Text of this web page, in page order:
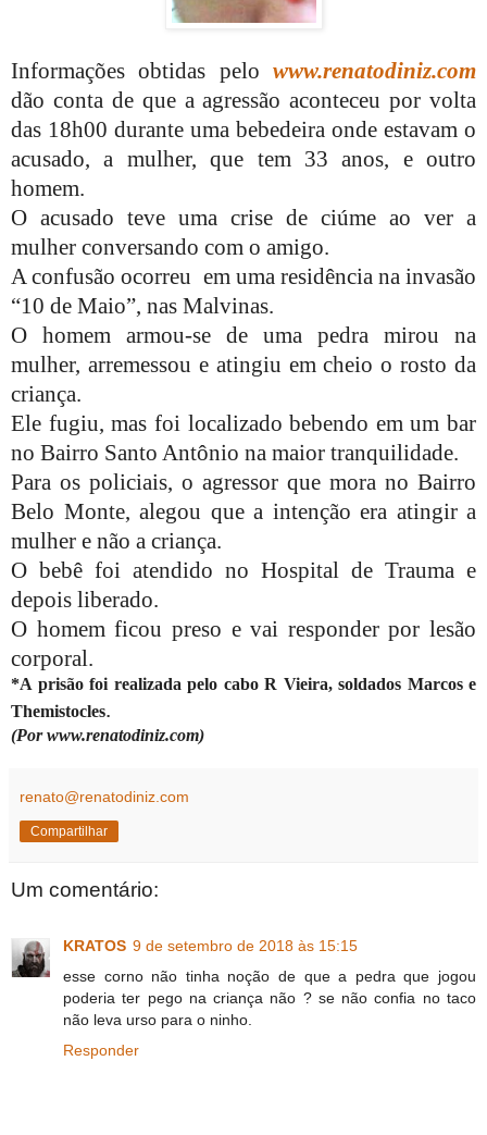
Informações obtidas pelo www.renatodiniz.com
dão conta de que a agressão aconteceu por volta
das 18h00 durante uma bebedeira onde estavam o
acusado, a mulher, que tem 33 anos, e outro
homem.
O acusado teve uma crise de ciúme ao ver a
mulher conversando com o amigo.
A confusão ocorreu em uma residência na invasão
“10 de Maio”, nas Malvinas.
O homem armou-se de uma pedra mirou na
mulher, arremessou e atingiu em cheio o rosto da
criança.
Ele fugiu, mas foi localizado bebendo em um bar
no Bairro Santo Antônio na maior tranquilidade.
Para os policiais, o agressor que mora no Bairro
Belo Monte, alegou que a intenção era atingir a
mulher e não a criança.
O bebê foi atendido no Hospital de Trauma e
depois liberado.
O homem ficou preso e vai responder por lesão
corporal.
*A prisão foi realizada pelo cabo R Vieira, soldados Marcos e
Themistocles.
(Por www.renatodiniz.com)
renato@renatodiniz.com
Compartilhar
Um comentário:
KRATOS 9 de setembro de 2018 às 15:15
esse corno não tinha noção de que a pedra que jogou
poderia ter pego na criança não ? se não confia no taco
não leva urso para o ninho.
Responder